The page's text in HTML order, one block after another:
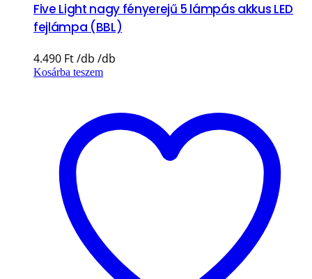
Five Light nagy fényerejű 5 lámpás akkus LED
fejlámpa (BBL)
4.490 Ft
Kosárba teszem